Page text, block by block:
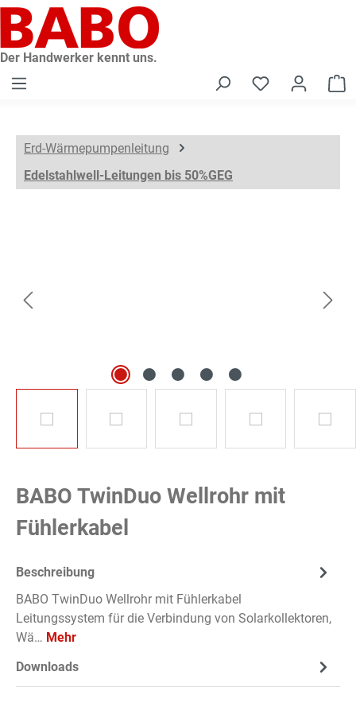
springen
Der Handwerker kennt uns.
Erd-Wärmepumpenleitung
Edelstahlwell-Leitungen bis 50%GEG
BABO TwinDuo Wellrohr mit
Fühlerkabel
Beschreibung
BABO TwinDuo Wellrohr mit Fühlerkabel
Leitungssystem für die Verbindung von Solarkollektoren,
Wä… Mehr
Downloads